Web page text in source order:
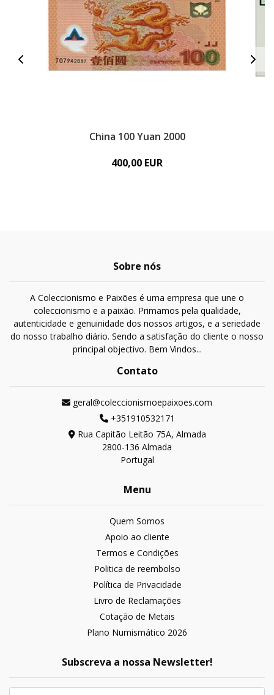
China 100 Yuan 2000
400,00 EUR
Sobre nós
A Coleccionismo e Paixões é uma empresa que une o
coleccionismo e a paixão. Primamos pela qualidade,
autenticidade e genuinidade dos nossos artigos, e a seriedade
do nosso trabalho diário. Sendo a satisfação do cliente o nosso
principal objectivo. Bem Vindos...
Contato
geral@coleccionismoepaixoes.com
+351910532171
Rua Capitão Leitão 75A, Almada
2800-136 Almada
Portugal
Menu
Quem Somos
Apoio ao cliente
Termos e Condições
Politica de reembolso
Política de Privacidade
Livro de Reclamações
Cotação de Metais
Plano Numismático 2026
Subscreva a nossa Newsletter!